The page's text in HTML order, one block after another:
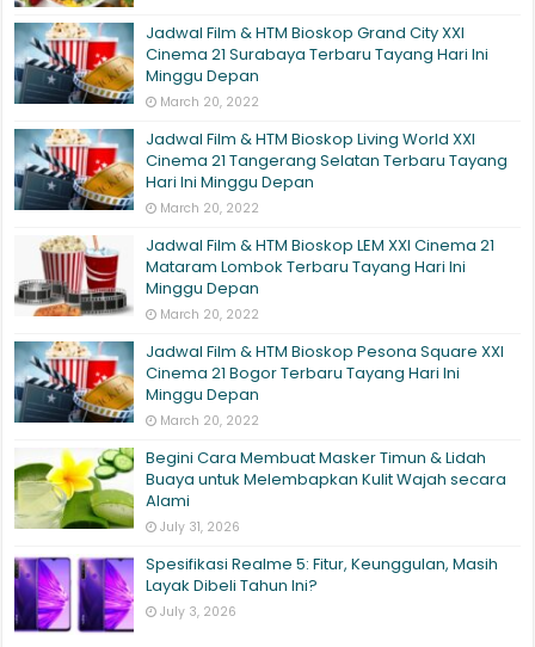
Jadwal Film & HTM Bioskop Grand City XXI
Cinema 21 Surabaya Terbaru Tayang Hari Ini
Minggu Depan
March 20, 2022
Jadwal Film & HTM Bioskop Living World XXI
Cinema 21 Tangerang Selatan Terbaru Tayang
Hari Ini Minggu Depan
March 20, 2022
Jadwal Film & HTM Bioskop LEM XXI Cinema 21
Mataram Lombok Terbaru Tayang Hari Ini
Minggu Depan
March 20, 2022
Jadwal Film & HTM Bioskop Pesona Square XXI
Cinema 21 Bogor Terbaru Tayang Hari Ini
Minggu Depan
March 20, 2022
Begini Cara Membuat Masker Timun & Lidah
Buaya untuk Melembapkan Kulit Wajah secara
Alami
July 31, 2026
Spesifikasi Realme 5: Fitur, Keunggulan, Masih
Layak Dibeli Tahun Ini?
July 3, 2026